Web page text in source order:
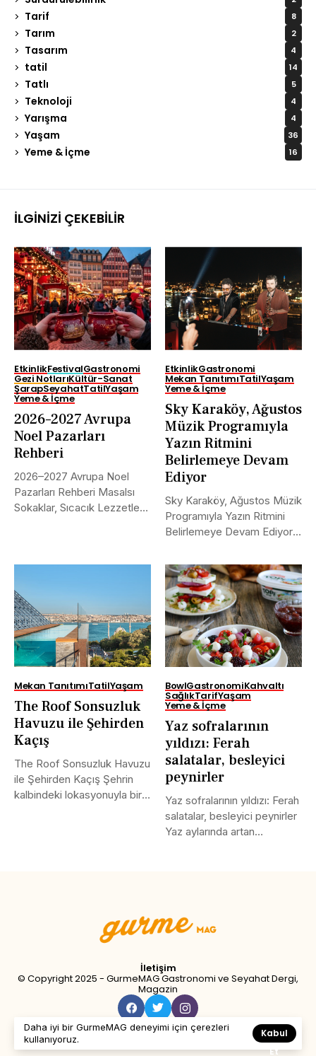
Tarif 8
Tarım 2
Tasarım 4
tatil 14
Tatlı 5
Teknoloji 4
Yarışma 4
Yaşam 36
Yeme & İçme 16
İLGINIZI ÇEKEBILIR
EtkinlikFestivalGastronomi
Gezi NotlarıKültür-Sanat
ŞarapSeyahatTatilYaşam
Yeme & İçme
2026–2027 Avrupa
Noel Pazarları
Rehberi
2026–2027 Avrupa Noel
Pazarları Rehberi Masalsı
Sokaklar, Sıcacık Lezzetler
EtkinlikGastronomi
Mekan TanıtımıTatilYaşam
Yeme & İçme
Sky Karaköy, Ağustos
Müzik Programıyla
Yazın Ritmini
Belirlemeye Devam
Ediyor
Sky Karaköy, Ağustos Müzik
Programıyla Yazın Ritmini
Belirlemeye Devam Ediyor
Mekan TanıtımıTatilYaşam
The Roof Sonsuzluk
Havuzu ile Şehirden
Kaçış
The Roof Sonsuzluk Havuzu
ile Şehirden Kaçış Şehrin
kalbindeki lokasyonuyla bir
BowlGastronomiKahvaltı
SağlıkTarifYaşam
Yeme & İçme
Yaz sofralarının
yıldızı: Ferah
salatalar, besleyici
peynirler
Yaz sofralarının yıldızı: Ferah
salatalar, besleyici peynirler
Yaz aylarında artan
İletişim
© Copyright 2025 - GurmeMAG Gastronomi ve Seyahat Dergi,
Magazin
Daha iyi bir GurmeMAG deneyimi için çerezleri
kullanıyoruz.
Kabul
Et